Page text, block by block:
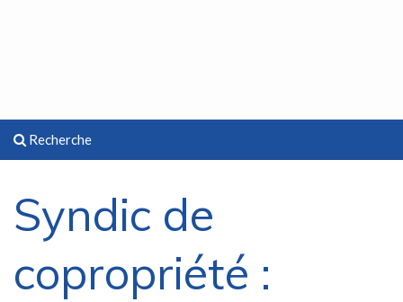
Recherche
Syndic de
copropriété :